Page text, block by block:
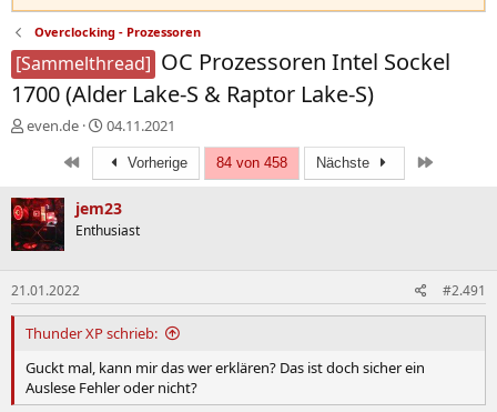
Overclocking - Prozessoren
[Sammelthread] OC Prozessoren Intel Sockel
1700 (Alder Lake-S & Raptor Lake-S)
E
e
l
l
r
even.de
E
r
s
t
e
m
04.11.2021
Erste Vorherige 84 von 458 Nächste
jem23
Enthusiast
21.01.2022 #2.491
Thunder XP schrieb:
Guckt mal, kann mir das wer erklären? Das ist doch sicher ein
Auslese Fehler oder nicht?